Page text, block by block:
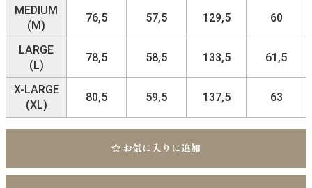
MEDIUM
(M)
76,5 57,5 129,5 60
LARGE
(L)
78,5 58,5 133,5 61,5
X-LARGE
(XL)
80,5 59,5 137,5 63
お気に入りに追加